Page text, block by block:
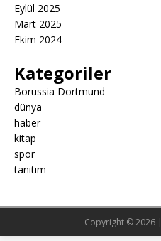
Eylül 2025
Mart 2025
Ekim 2024
Kategoriler
Borussia Dortmund
dünya
haber
kitap
spor
tanıtım
Copyright © 2026 |